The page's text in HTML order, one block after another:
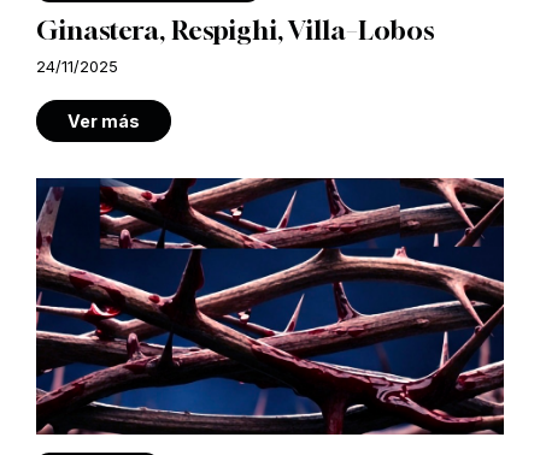
Ginastera, Respighi, Villa–Lobos
24/11/2025
Ver más